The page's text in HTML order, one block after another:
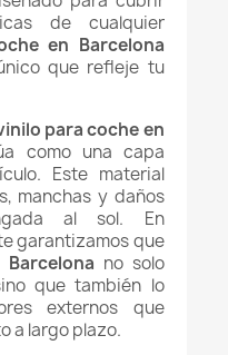
de cualquier
en Barcelona
que refleje tu
para coche en
como una capa
Este material
manchas y daños
al sol. En
garantizamos que
no solo
que también lo
externos que
a largo plazo.